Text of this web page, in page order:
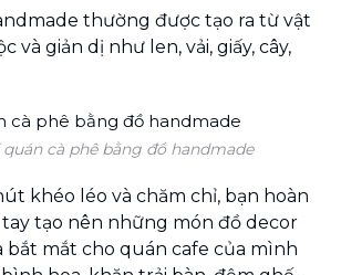
thường được tạo ra từ vật
và giản dị như len, vải, giấy, cây,
cà phê bằng đồ handmade
khéo léo và chăm chỉ, bạn hoàn
tạo nên những món đồ decor
bắt mắt cho quán cafe của mình